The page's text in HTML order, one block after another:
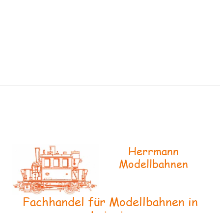
Herrmann
Modellbahnen
Fachhandel für Modellbahnen in